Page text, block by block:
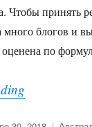
Чтобы принять
много блогов и
по